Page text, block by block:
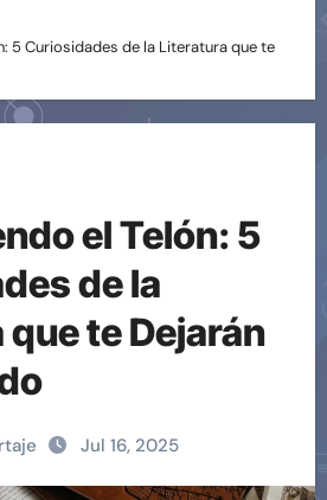
5 Curiosidades de la Literatura que te
el Telón: 5
de la
te Dejarán
Jul 16, 2025